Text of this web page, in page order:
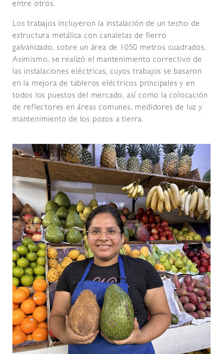
entre otros.
Los trabajos incluyeron la instalación de un techo de
estructura metálica con canaletas de fierro
galvanizado, sobre un área de 1050 metros cuadrados.
Asimismo, se realizó el mantenimiento correctivo de
las instalaciones eléctricas, cuyos trabajos se basaron
en la mejora de tableros eléctricos principales y en
todos los puestos del mercado, así como la colocación
de reflectores en áreas comunes, medidores de luz y
mantenimiento de los pozos a tierra.